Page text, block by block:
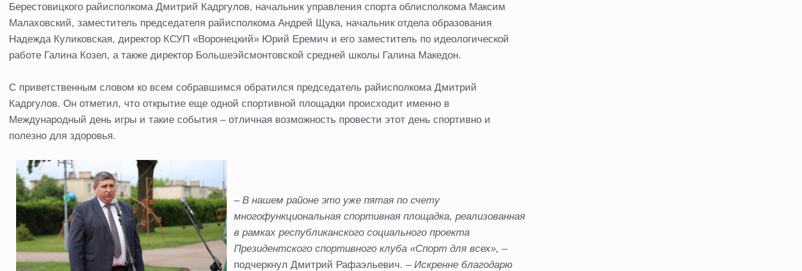
Берестовицкого райисполкома Дмитрий Кадргулов, начальник управления спорта облисполкома Максим
Малаховский, заместитель председателя райисполкома Андрей Щука, начальник отдела образования
Надежда Куликовская, директор КСУП «Воронецкий» Юрий Еремич и его заместитель по идеологической
работе Галина Козел, а также директор Большеэйсмонтовской средней школы Галина Македон.
С приветственным словом ко всем собравшимся обратился председатель райисполкома Дмитрий
Кадргулов. Он отметил, что открытие еще одной спортивной площадки происходит именно в
Международный день игры и такие события – отличная возможность провести этот день спортивно и
полезно для здоровья.
– В нашем районе это уже пятая по счету
многофункциональная спортивная площадка, реализованная
в рамках республиканского социального проекта
Президентского спортивного клуба «Спорт для всех», –
подчеркнул Дмитрий Рафаэльевич. – Искренне благодарю